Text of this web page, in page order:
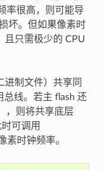
率很高，则可能导
坏。但如果像素时
且只需极少的 CPU
进制文件）共享同
总线。若主 flash 还
，则将共享底层
可调用
素时钟频率。